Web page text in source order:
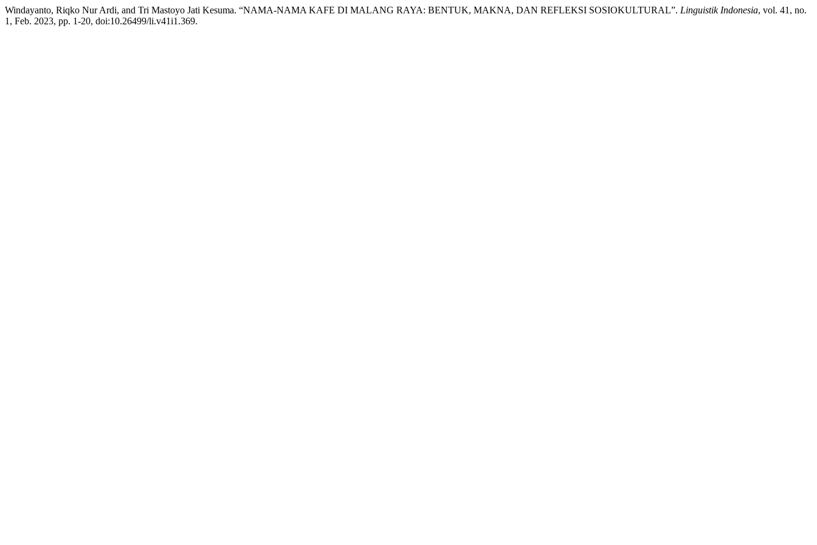
Windayanto, Riqko Nur Ardi, and Tri Mastoyo Jati Kesuma. “NAMA-NAMA KAFE DI MALANG RAYA: BENTUK, MAKNA, DAN REFLEKSI SOSIOKULTURAL”. Linguistik Indonesia, vol. 41, no.
1, Feb. 2023, pp. 1-20, doi:10.26499/li.v41i1.369.